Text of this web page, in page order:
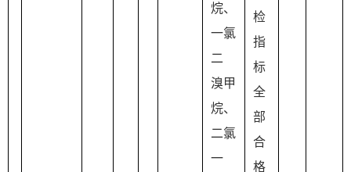
烷、
一氯
二
溴甲
烷、
二氯
一
检
指
标
全
部
合
格